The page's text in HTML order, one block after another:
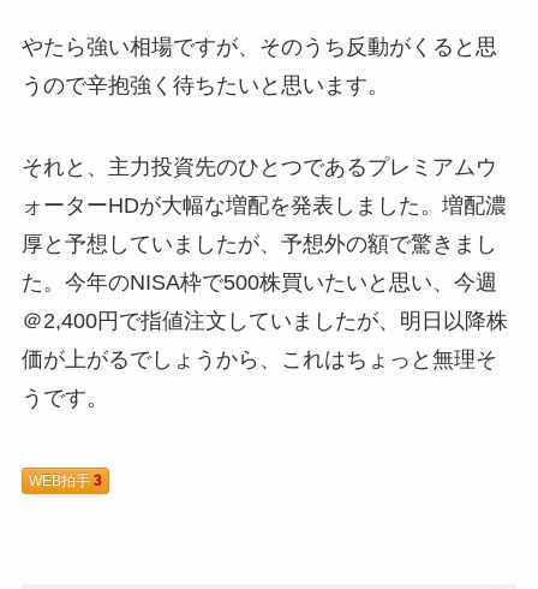
やたら強い相場ですが、そのうち反動がくると思
うので辛抱強く待ちたいと思います。
それと、主力投資先のひとつであるプレミアムウ
ォーターHDが大幅な増配を発表しました。増配濃
厚と予想していましたが、予想外の額で驚きまし
た。今年のNISA枠で500株買いたいと思い、今週
＠2,400円で指値注文していましたが、明日以降株
価が上がるでしょうから、これはちょっと無理そ
うです。
WEB拍手 3